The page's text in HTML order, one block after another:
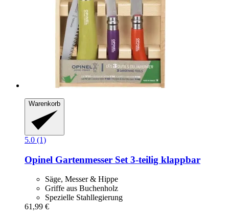
Warenkorb
5.0 (1)
Opinel Gartenmesser Set 3-​teilig klappbar
Säge, Messer & Hippe
Griffe aus Buchenholz
Spezielle Stahllegierung
61,99 €